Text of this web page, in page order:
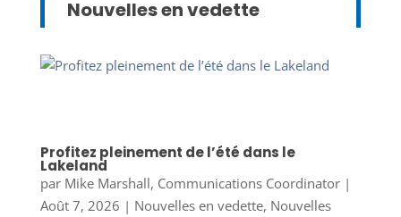
Nouvelles en vedette
Profitez pleinement de l’été dans le
Lakeland
par Mike Marshall, Communications Coordinator|
Août 7, 2026 | Nouvelles en vedette, Nouvelles